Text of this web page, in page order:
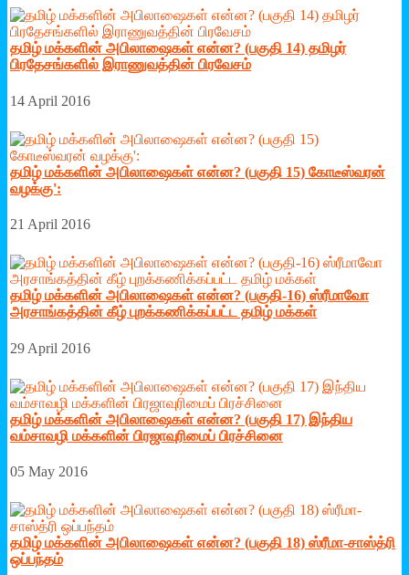
தமிழ் மக்களின் அபிலாஷைகள் என்ன? (பகுதி 14) தமிழர்
பிரதேசங்களில் இராணுவத்தின் பிரவேசம்
14 April 2016
தமிழ் மக்களின் அபிலாஷைகள் என்ன? (பகுதி 15) கோடீஸ்வரன்
வழக்கு':
21 April 2016
தமிழ் மக்களின் அபிலாஷைகள் என்ன? (பகுதி-16) ஸ்ரீமாவோ
அரசாங்கத்தின் கீழ் புறக்கணிக்கப்பட்ட தமிழ் மக்கள்
29 April 2016
தமிழ் மக்களின் அபிலாஷைகள் என்ன? (பகுதி 17) இந்திய
வம்சாவழி மக்களின் பிரஜாவுரிமைப் பிரச்சினை
05 May 2016
தமிழ் மக்களின் அபிலாஷைகள் என்ன? (பகுதி 18) ஸ்ரீமா-சாஸ்த்ரி
ஒப்பந்தம்